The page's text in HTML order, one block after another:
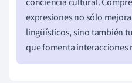
expresiones no sólo
lingüísticos, sino también
que fomenta interacciones